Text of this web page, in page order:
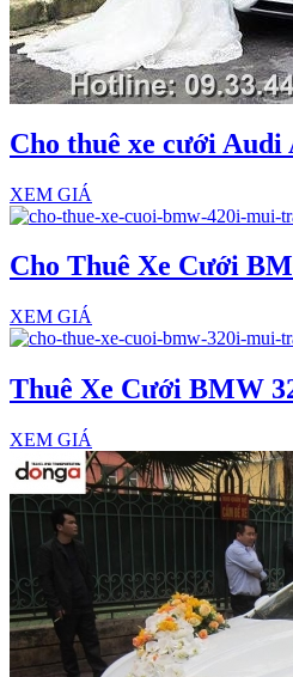
Cho thuê xe cưới
XEM GIÁ
Cho Thuê Xe Cưới
XEM GIÁ
Thuê Xe Cưới BMW
XEM GIÁ